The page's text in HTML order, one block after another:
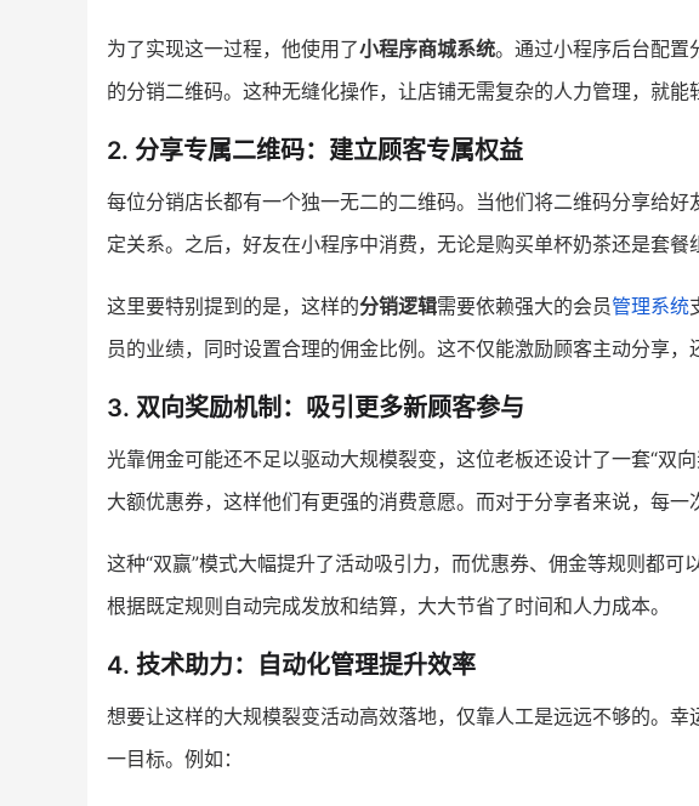
为了实现这一过程，他使用了小程序商城系统。通过小程序后台配置
的分销二维码。这种无缝化操作，让店铺无需复杂的人力管理，就能
2. 分享专属二维码：建立顾客专属权益
每位分销店长都有一个独一无二的二维码。当他们将二维码分享给
定关系。之后，好友在小程序中消费，无论是购买单杯奶茶还是套餐
这里要特别提到的是，这样的分销逻辑需要依赖强大的会员管理系统
员的业绩，同时设置合理的佣金比例。这不仅能激励顾客主动分享，
3. 双向奖励机制：吸引更多新顾客参与
光靠佣金可能还不足以驱动大规模裂变，这位老板还设计了一套“双
大额优惠券，这样他们有更强的消费意愿。而对于分享者来说，每一
这种“双赢”模式大幅提升了活动吸引力，而优惠券、佣金等规则都可
根据既定规则自动完成发放和结算，大大节省了时间和人力成本。
4. 技术助力：自动化管理提升效率
想要让这样的大规模裂变活动高效落地，仅靠人工是远远不够的。
一目标。例如：